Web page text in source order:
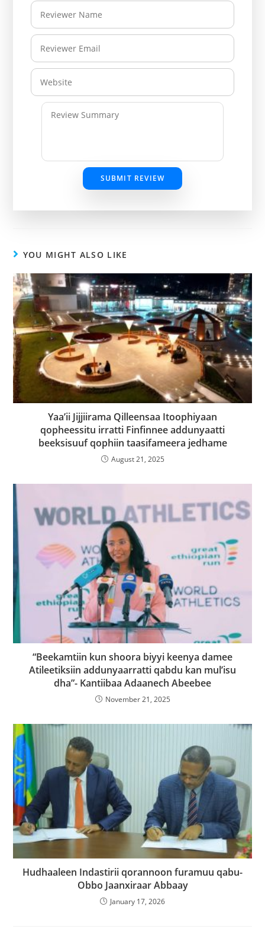
SUBMIT REVIEW
YOU MIGHT ALSO LIKE
Yaa’ii Jijjiirama Qilleensaa Itoophiyaan
qopheessitu irratti Finfinnee addunyaatti
beeksisuuf qophiin taasifameera jedhame
August 21, 2025
“Beekamtiin kun shoora biyyi keenya damee
Atileetiksiin addunyaarratti qabdu kan mul’isu
dha”- Kantiibaa Adaanech Abeebee
November 21, 2025
Hudhaaleen Indastirii qorannoon furamuu qabu-
Obbo Jaanxiraar Abbaay
January 17, 2026